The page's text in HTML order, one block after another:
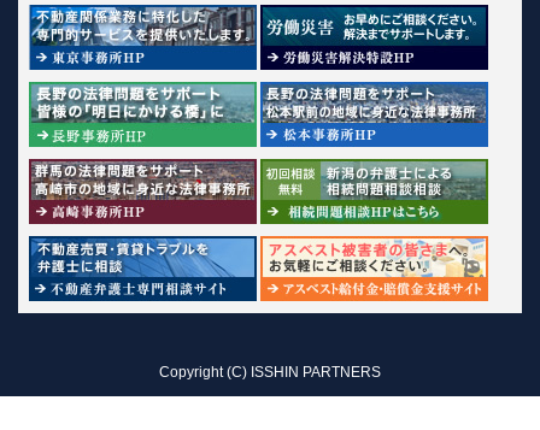
Copyright (C) ISSHIN PARTNERS